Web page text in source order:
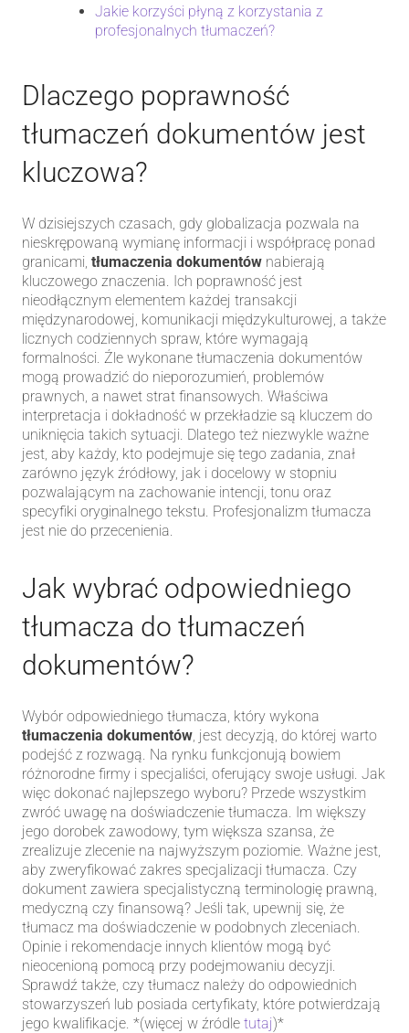
Jakie korzyści płyną z korzystania z
profesjonalnych tłumaczeń?
Dlaczego poprawność
tłumaczeń dokumentów jest
kluczowa?
W dzisiejszych czasach, gdy globalizacja pozwala na
nieskrępowaną wymianę informacji i współpracę ponad
granicami, tłumaczenia dokumentów nabierają
kluczowego znaczenia. Ich poprawność jest
nieodłącznym elementem każdej transakcji
międzynarodowej, komunikacji międzykulturowej, a także
licznych codziennych spraw, które wymagają
formalności. Źle wykonane tłumaczenia dokumentów
mogą prowadzić do nieporozumień, problemów
prawnych, a nawet strat finansowych. Właściwa
interpretacja i dokładność w przekładzie są kluczem do
uniknięcia takich sytuacji. Dlatego też niezwykle ważne
jest, aby każdy, kto podejmuje się tego zadania, znał
zarówno język źródłowy, jak i docelowy w stopniu
pozwalającym na zachowanie intencji, tonu oraz
specyfiki oryginalnego tekstu. Profesjonalizm tłumacza
jest nie do przecenienia.
Jak wybrać odpowiedniego
tłumacza do tłumaczeń
dokumentów?
Wybór odpowiedniego tłumacza, który wykona
tłumaczenia dokumentów , jest decyzją, do której warto
podejść z rozwagą. Na rynku funkcjonują bowiem
różnorodne firmy i specjaliści, oferujący swoje usługi. Jak
więc dokonać najlepszego wyboru? Przede wszystkim
zwróć uwagę na doświadczenie tłumacza. Im większy
jego dorobek zawodowy, tym większa szansa, że
zrealizuje zlecenie na najwyższym poziomie. Ważne jest,
aby zweryfikować zakres specjalizacji tłumacza. Czy
dokument zawiera specjalistyczną terminologię prawną,
medyczną czy finansową? Jeśli tak, upewnij się, że
tłumacz ma doświadczenie w podobnych zleceniach.
Opinie i rekomendacje innych klientów mogą być
nieocenioną pomocą przy podejmowaniu decyzji.
Sprawdź także, czy tłumacz należy do odpowiednich
stowarzyszeń lub posiada certyfikaty, które potwierdzają
jego kwalifikacje. *(więcej w źródle tutaj)*